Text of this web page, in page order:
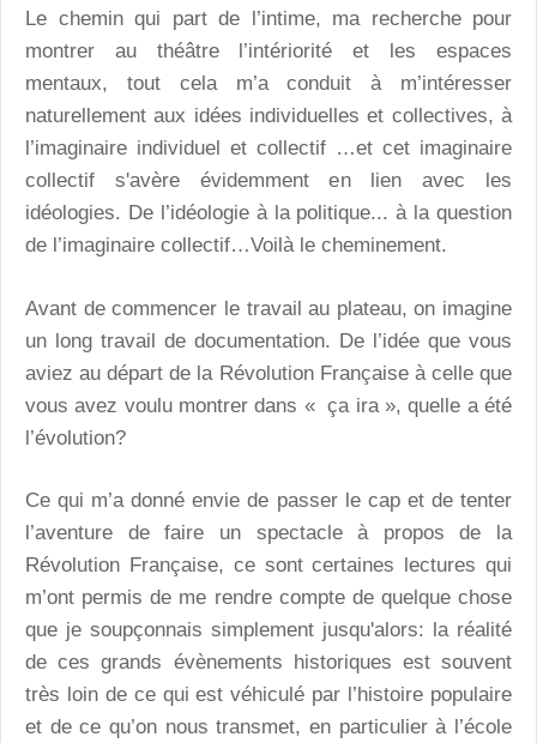
Le chemin qui part de l’intime, ma recherche pour
montrer au théâtre l’intériorité et les espaces
mentaux, tout cela m’a conduit à m’intéresser
naturellement aux idées individuelles et collectives, à
l’imaginaire individuel et collectif …et cet imaginaire
collectif s'avère évidemment en lien avec les
idéologies. De l’idéologie à la politique... à la question
de l’imaginaire collectif…Voilà le cheminement.
Avant de commencer le travail au plateau, on imagine
un long travail de documentation. De l’idée que vous
aviez au départ de la Révolution Française à celle que
vous avez voulu montrer dans « ça ira », quelle a été
l’évolution?
Ce qui m’a donné envie de passer le cap et de tenter
l’aventure de faire un spectacle à propos de la
Révolution Française, ce sont certaines lectures qui
m’ont permis de me rendre compte de quelque chose
que je soupçonnais simplement jusqu'alors: la réalité
de ces grands évènements historiques est souvent
très loin de ce qui est véhiculé par l’histoire populaire
et de ce qu’on nous transmet, en particulier à l’école